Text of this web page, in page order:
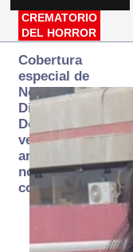
hacemos periodismo
CREMATORIO
DEL HORROR
Cobertura
especial de
Norte
Digital:
Donde la
verdad
arde… pero
no se
consume